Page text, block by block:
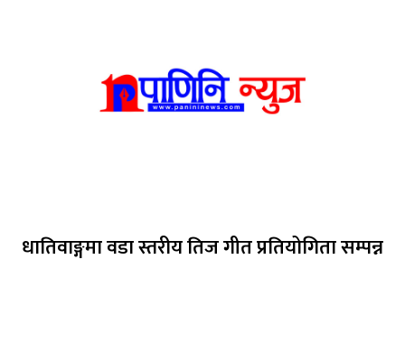
धातिवाङ्गमा वडा स्तरीय तिज गीत प्रतियोगिता सम्पन्न